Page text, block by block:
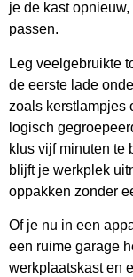
je de kast
passen.
Leg veelgebruikte
de eerste lade
zoals kerstlampjes
logisch
klus vijf minuten te
blijft je werkplek
oppakken zonder
Of je nu in een
een ruime garage
werkplaatskast en